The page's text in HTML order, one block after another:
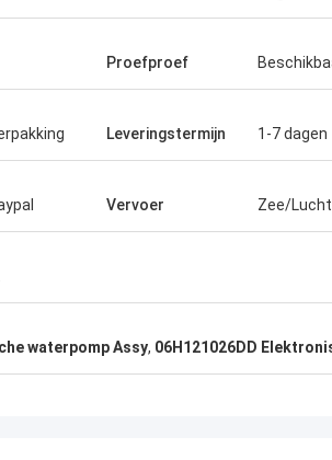
Proefproef
Leveringstermijn 1-7 dagen
Vervoer Zee/
waterpomp Assy, 06H121026DD